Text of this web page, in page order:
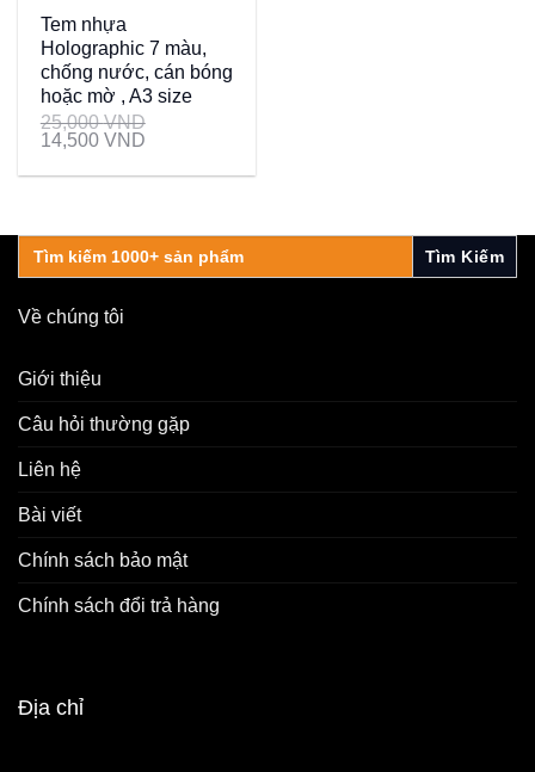
Tem nhựa
Holographic 7 màu,
chống nước, cán bóng
hoặc mờ , A3 size
25,000VND
14,500 VND
Search
for:
Về chúng tôi
Giới thiệu
Câu hỏi thường gặp
Liên hệ
Bài viết
Chính sách bảo mật
Chính sách đổi trả hàng
Địa chỉ